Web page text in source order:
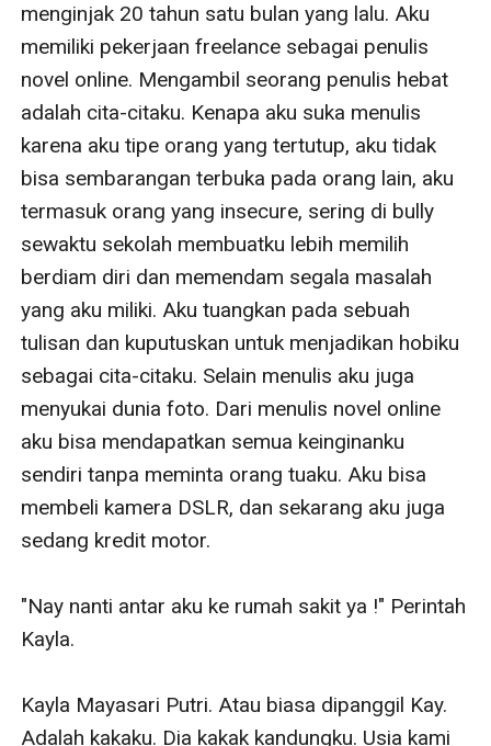
menginjak 20 tahun satu bulan yang lalu. Aku
memiliki pekerjaan freelance sebagai penulis
novel online. Mengambil seorang penulis hebat
adalah cita-citaku. Kenapa aku suka menulis
karena aku tipe orang yang tertutup, aku tidak
bisa sembarangan terbuka pada orang lain, aku
termasuk orang yang insecure, sering di bully
sewaktu sekolah membuatku lebih memilih
berdiam diri dan memendam segala masalah
yang aku miliki. Aku tuangkan pada sebuah
tulisan dan kuputuskan untuk menjadikan hobiku
sebagai cita-citaku. Selain menulis aku juga
menyukai dunia foto. Dari menulis novel online
aku bisa mendapatkan semua keinginanku
sendiri tanpa meminta orang tuaku. Aku bisa
membeli kamera DSLR, dan sekarang aku juga
sedang kredit motor.
"Nay nanti antar aku ke rumah sakit ya !" Perintah
Kayla.
Kayla Mayasari Putri. Atau biasa dipanggil Kay.
Adalah kakaku. Dia kakak kandungku. Usia kami